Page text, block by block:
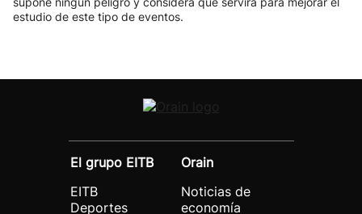
estudio de este tipo de eventos.
El grupo EITB
EITB
Deportes
Orain
Noticias de
economía